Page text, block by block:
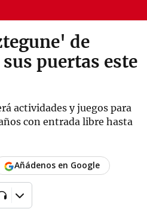
de
puertas este
actividades y juegos para
con entrada libre hasta
Añádenos en Google